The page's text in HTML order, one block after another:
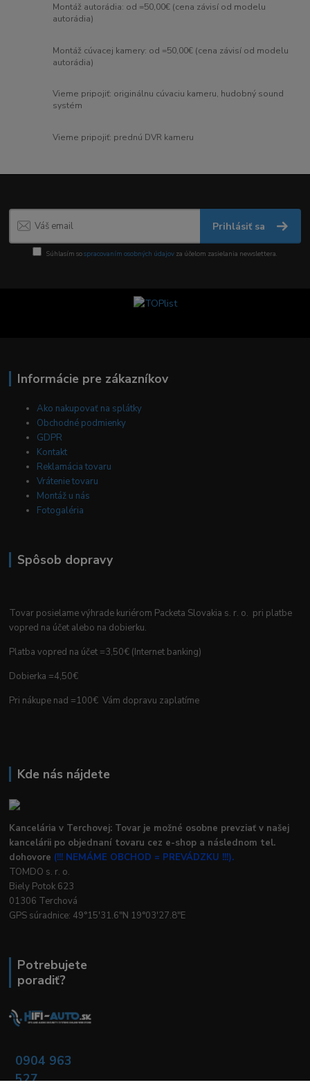
Montáž autorádia: od =50,00€ (cena závisí od modelu
autorádia)
Montáž cúvacej kamery: od =50,00€ (cena závisí od modelu
autorádia)
Vieme pripojiť: originálnu cúvaciu kameru, hudobný sound
systém
Vieme pripojiť: prednú DVR kameru
Prihlásiť sa
Súhlasím sospracovaním osobných údajov za účelom zasielania newslettera.
Informácie pre zákazníkov
Ako nakupovať na splátky
Obchodné podmienky
GDPR
Kontakt
Reklamácia tovaru
Vrátenie tovaru
Montáž u nás
Fotogaléria
Spôsob dopravy
Tovar posielame výhrade kuriérom Packeta Slovakia s. r. o. pri platbe
vopred na účet alebo na dobierku.
Platba vopred na účet =3,50€ (Internet banking)
Dobierka =4,50€
Pri nákupe nad =100€ Vám dopravu zaplatíme
Kde nás nájdete
Kancelária v Terchovej: Tovar je možné osobne prevziať v našej
kancelárii po objednaní tovaru cez e-shop a následnom tel.
dohovore (!!! NEMÁME OBCHOD = PREVÁDZKU !!!).
TOMDO s. r. o.
Biely Potok 623
01306 Terchová
GPS súradnice: 49°15'31.6"N 19°03'27.8"E
Potrebujete
poradiť?
0904 963
527